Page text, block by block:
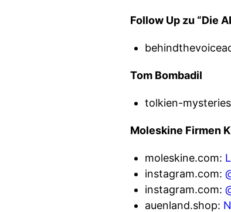
Follow Up zu “Die
Tom Bombadil
tolkien-
Moleskine Firmen
moleskine.com:
instagram.com:
instagram.com:
auenland.shop: